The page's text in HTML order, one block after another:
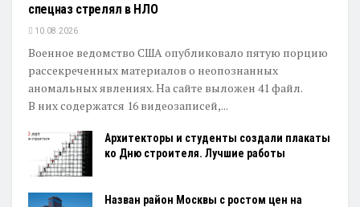
спецназ стрелял в НЛО
10.08.2026
Военное ведомство США опубликовало пятую порцию
рассекреченных материалов о неопознанных
аномальных явлениях. На сайте выложен 41 файл.
В них содержатся 16 видеозаписей,...
Архитекторы и студенты создали плакаты
ко Дню строителя. Лучшие работы
Назван район Москвы с ростом цен на